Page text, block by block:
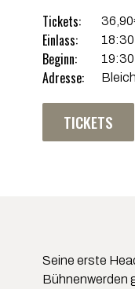
Tickets:
Einlass:
Beginn:
Adresse:
TICKETS
Seine erste
Bühnenwerden